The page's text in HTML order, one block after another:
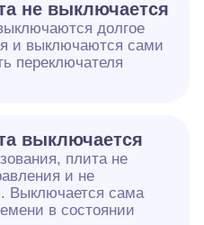
не выключается
долгое
и выключаются сами
переключателя
выключается
плита не
и не
Выключается сама
в состоянии